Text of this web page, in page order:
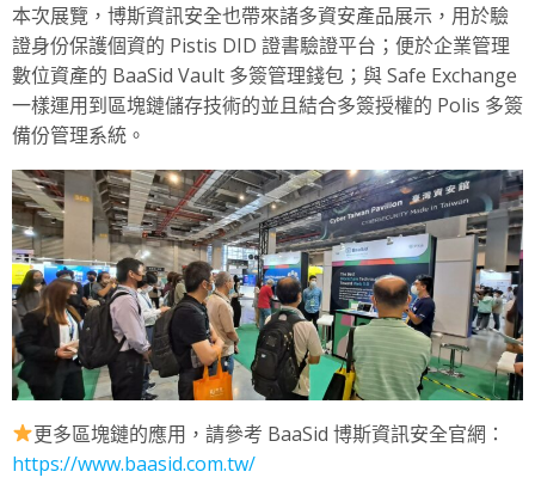
本次展覽，博斯資訊安全也帶來諸多資安產品展示，用於驗
證身份保護個資的 Pistis DID 證書驗證平台；便於企業管理
數位資產的 BaaSid Vault 多簽管理錢包；與 Safe Exchange
一樣運用到區塊鏈儲存技術的並且結合多簽授權的 Polis 多簽
備份管理系統。
更多區塊鏈的應用，請參考 BaaSid 博斯資訊安全官網：
https://www.baasid.com.tw/